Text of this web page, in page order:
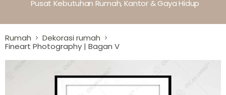
Pusat Kebutuhan Rumah, Kantor & Gaya Hidup
Rumah
Dekorasi rumah
Fineart Photography | Bagan V